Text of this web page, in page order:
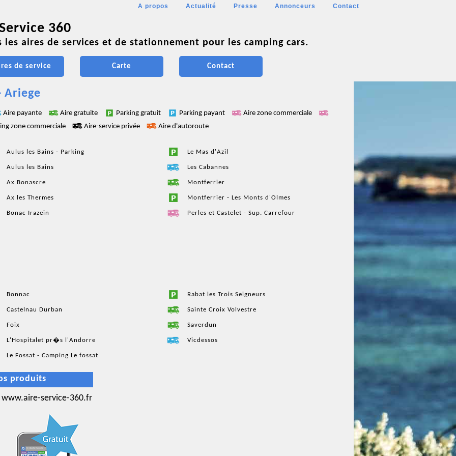
A propos Actualité Presse Annonceurs Contact
360
les aires de services et de stationnement pour les camping cars.
de service Carte Contact
Ariege
Aire payante Aire gratuite Parking gratuit Parking payant
Aire zone commerciale
zone commerciale
Aire-service privée Aire d'autoroute
Aulus les Bains - Parking Le Mas d'Azil
Aulus les Bains Les Cabannes
Ax Bonascre Montferrier
Ax les Thermes Montferrier - Les Monts d'Olmes
Bonac Irazein Perles et Castelet - Sup. Carrefour
Bonnac Rabat les Trois Seigneurs
Castelnau Durban Sainte Croix Volvestre
Foix Saverdun
L'Hospitalet pr�s l'Andorre Vicdessos
Le Fossat - Camping Le fossat
produits
www.aire-service-360.fr